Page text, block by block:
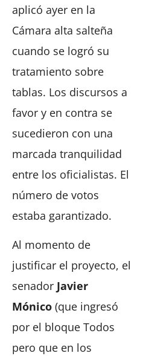
aplicó ayer en la
Cámara alta salteña
cuando se logró su
tratamiento sobre
tablas. Los discursos a
favor y en contra se
sucedieron con una
marcada tranquilidad
entre los oficialistas. El
número de votos
estaba garantizado.
Al momento de
justificar el proyecto, el
senador Javier
Mónico (que ingresó
por el bloque Todos
pero que en los